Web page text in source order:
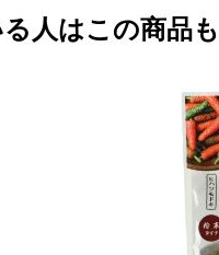
人はこの商品